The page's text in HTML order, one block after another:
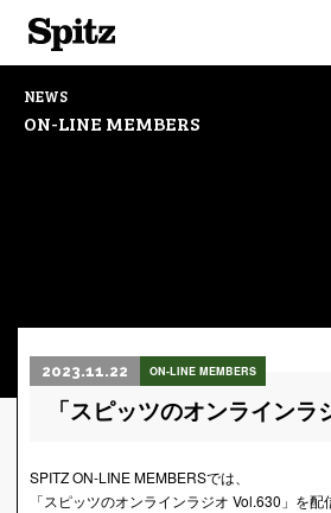
NEWS
ON-LINE MEMBERS
2023.11.22 ON-LINE MEMBERS
「スピッツのオンラインラ
SPITZ ON-LINE MEMBERSでは、
「スピッツのオンラインラジオ Vol.630」を配